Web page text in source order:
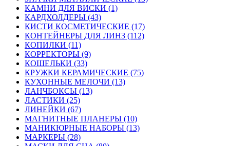
КАМНИ ДЛЯ ВИСКИ (1)
КАРДХОЛДЕРЫ (43)
КИСТИ КОСМЕТИЧЕСКИЕ (17)
КОНТЕЙНЕРЫ ДЛЯ ЛИНЗ (112)
КОПИЛКИ (11)
КОРРЕКТОРЫ (9)
КОШЕЛЬКИ (33)
КРУЖКИ КЕРАМИЧЕСКИЕ (75)
КУХОННЫЕ МЕЛОЧИ (13)
ЛАНЧБОКСЫ (13)
ЛАСТИКИ (25)
ЛИНЕЙКИ (67)
МАГНИТНЫЕ ПЛАНЕРЫ (10)
МАНИКЮРНЫЕ НАБОРЫ (13)
МАРКЕРЫ (28)